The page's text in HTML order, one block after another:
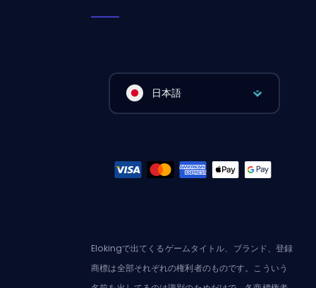
日本語
Elokingで出てくるゲームタイトル、ブランド、登録
商標は全部それぞれの権利者のものです。こういう